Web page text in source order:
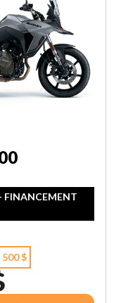
FINANCEMENT
$